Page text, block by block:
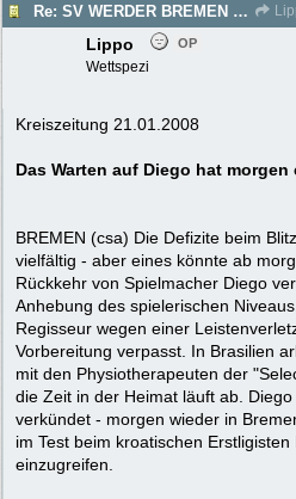
Re: SV WERDER BREMEN 2007/2008 - Rückrunde
Lippo OP
Wettspezi
Kreiszeitung 21.01.2008
Das Warten auf Diego hat morgen
BREMEN (csa) Die Defizite beim
vielfältig - aber eines könnte ab
Rückkehr von Spielmacher Diego
Anhebung des spielerischen
Regisseur wegen einer
Vorbereitung verpasst. In Brasilien
mit den Physiotherapeuten der
die Zeit in der Heimat läuft ab.
verkündet - morgen wieder in
im Test beim kroatischen
einzugreifen.